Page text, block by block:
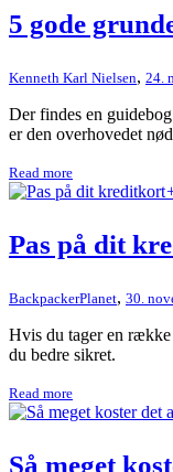
5 gode
Kenneth Karl Nielsen, 24.
Der findes en
er den overhovedet
Read more
Pas på dit
BackpackerPlanet, 30.
Hvis du tager en
du bedre sikret.
Read more
Så meget